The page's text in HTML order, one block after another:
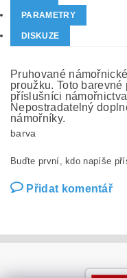
PARAMETRY
DISKUZE
Pruhované
proužku. Toto
příslušníci
Nepostradatelný
námořníky.
barva
Buďte první, kdo napíše
Přidat komentář